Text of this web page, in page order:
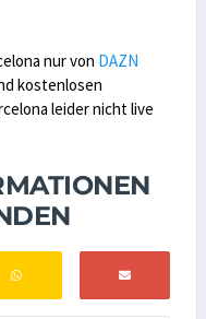
nur von DAZN
kostenlosen
leider nicht live